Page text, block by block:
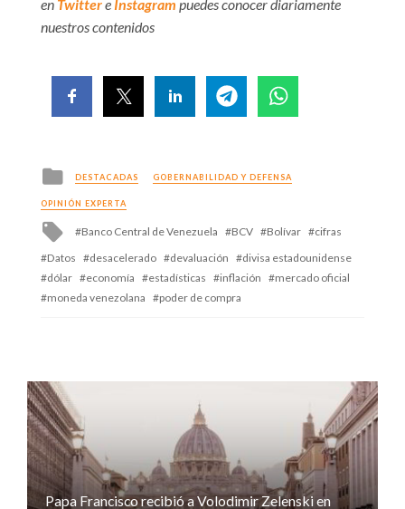
en Twittere Instagram puedes conocer diariamente
nuestros contenidos
Posted
in
DESTACADAS GOBERNABILIDAD Y DEFENSA
OPINIÓN EXPERTA
Tagged
Banco Central de Venezuela BCV Bolívar
cifras
Datos
desacelerado devaluación
divisa estadounidense
dólar
economía estadísticas inflación
mercado oficial
moneda venezolana
poder de compra
Papa Francisco recibió a Volodimir Zelenski en